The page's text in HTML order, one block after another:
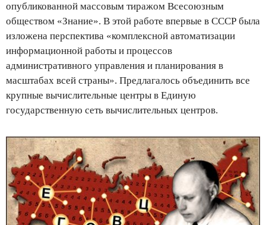
опубликованной массовым тиражом Всесоюзным
обществом «Знание». В этой работе впервые в СССР была
изложена перспектива «комплексной автоматизации
информационной работы и процессов
административного управления и планирования в
масштабах всей страны». Предлагалось объединить все
крупные вычислительные центры в Единую
государственную сеть вычислительных центров.